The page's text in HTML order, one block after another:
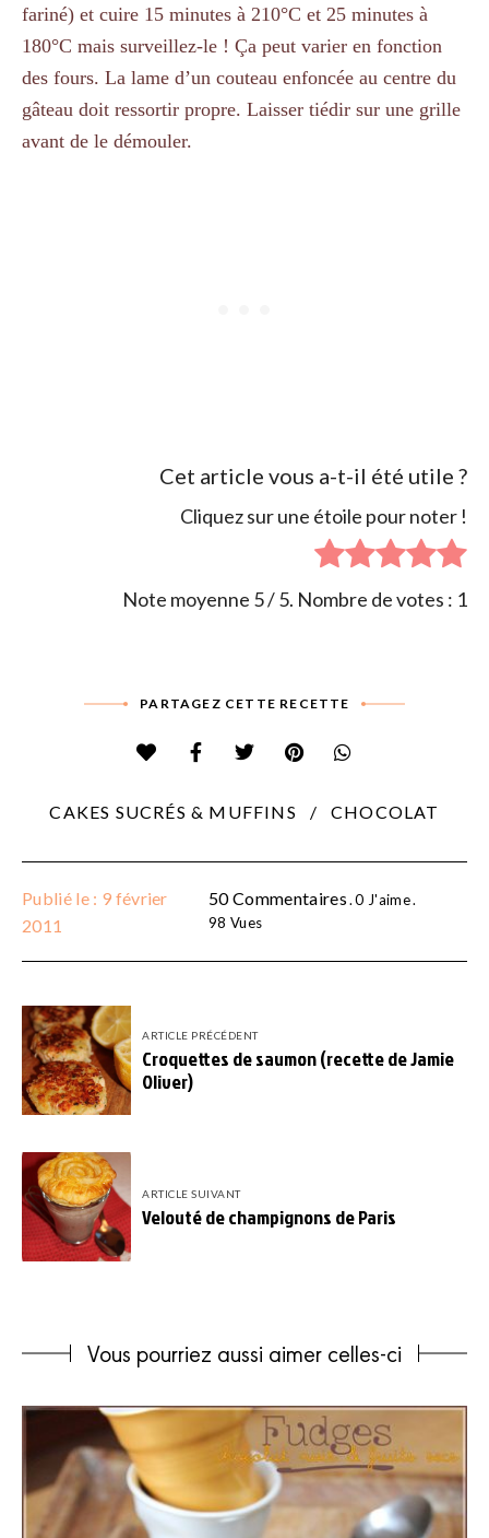
fariné) et cuire 15 minutes à 210°C et 25 minutes à
180°C mais surveillez-le ! Ça peut varier en fonction
des fours. La lame d’un couteau enfoncée au centre du
gâteau doit ressortir propre. Laisser tiédir sur une grille
avant de le démouler.
Cet article vous a-t-il été utile ?
Cliquez sur une étoile pour noter !
Note moyenne 5/ 5. Nombre de votes : 1
PARTAGEZ CETTE RECETTE
CAKES SUCRÉS & MUFFINS CHOCOLAT
Publié le : 9 février
2011
50 Commentaires 0 J'aime
98 Vues
ARTICLE PRÉCÉDENT
Croquettes de saumon (recette de Jamie
Oliver)
ARTICLE SUIVANT
Velouté de champignons de Paris
Vous pourriez aussi aimer celles-ci